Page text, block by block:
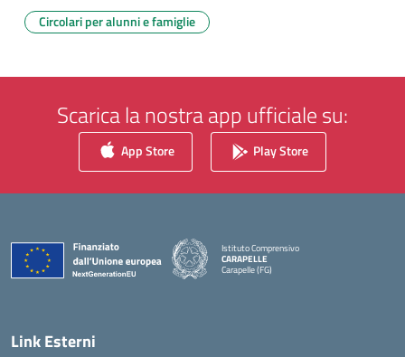
Circolari per alunni e famiglie
Scarica la nostra app ufficiale su:
App Store Play Store
Istituto Comprensivo
CARAPELLE
Carapelle (FG)
— Visita la pagina iniziale della scuola
Link Esterni